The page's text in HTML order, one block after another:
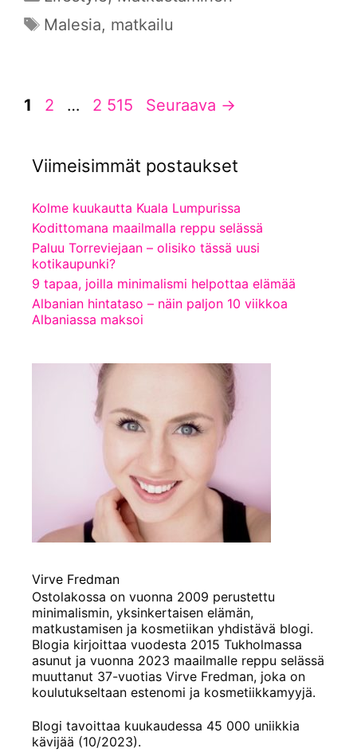
Avainsanat
Malesia, matkailu
Sivu
1 Sivu
2 … Sivu
2 515 Seuraava →
Viimeisimmät postaukset
Kolme kuukautta Kuala Lumpurissa
Kodittomana maailmalla reppu selässä
Paluu Torreviejaan – olisiko tässä uusi
kotikaupunki?
9 tapaa, joilla minimalismi helpottaa elämää
Albanian hintataso – näin paljon 10 viikkoa
Albaniassa maksoi
Virve Fredman
Ostolakossa on vuonna 2009 perustettu
minimalismin, yksinkertaisen elämän,
matkustamisen ja kosmetiikan yhdistävä blogi.
Blogia kirjoittaa vuodesta 2015 Tukholmassa
asunut ja vuonna 2023 maailmalle reppu selässä
muuttanut 37-vuotias Virve Fredman, joka on
koulutukseltaan estenomi ja kosmetiikkamyyjä.
Blogi tavoittaa kuukaudessa 45 000 uniikkia
kävijää (10/2023).